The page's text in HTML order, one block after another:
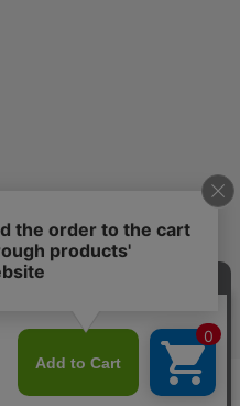
プライバシーポリシー
販Circus All Rights reserved.